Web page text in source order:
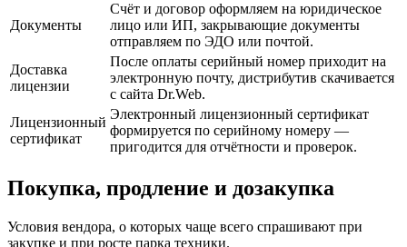
Документы
Счёт и договор оформляем на юридическое
лицо или ИП, закрывающие документы
отправляем по ЭДО или почтой.
Доставка
лицензии
После оплаты серийный номер приходит на
электронную почту, дистрибутив скачивается
с сайта Dr.Web.
Лицензионный
сертификат
Электронный лицензионный сертификат
формируется по серийному номеру —
пригодится для отчётности и проверок.
Покупка, продление и дозакупка
Условия вендора, о которых чаще всего спрашивают при
закупке и при росте парка техники.